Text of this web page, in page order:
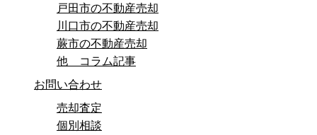
戸田市の不動産売却
川口市の不動産売却
蕨市の不動産売却
他 コラム記事
お問い合わせ
売却査定
個別相談